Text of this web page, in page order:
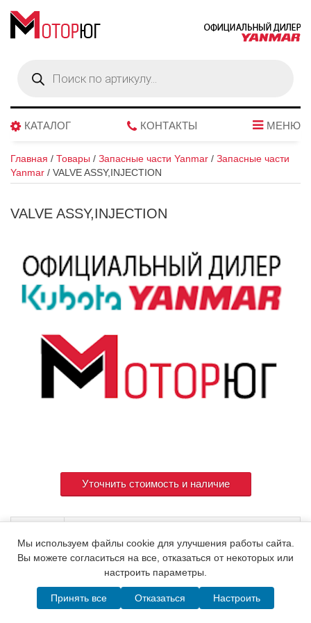
товаров
КАТАЛОГ КОНТАКТЫ МЕНЮ
Главная / Товары / Запасные части Yanmar / Запасные части
Yanmar / VALVE ASSY,INJECTION
VALVE ASSY,INJECTION
Уточнить стоимость и наличие
© 2015. Все права защищены.Мотор-Юг
Написать в MAX Telegram WhatsApp Позвонить
Мы используем файлы cookie для улучшения работы сайта.
Вы можете согласиться на все, отказаться от некоторых или
настроить параметры.
Принять все Отказаться Настроить